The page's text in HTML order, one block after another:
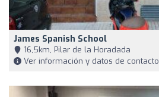
James Spanish School
16,5km, Pilar de la Horadada
Ver información y datos de contacto